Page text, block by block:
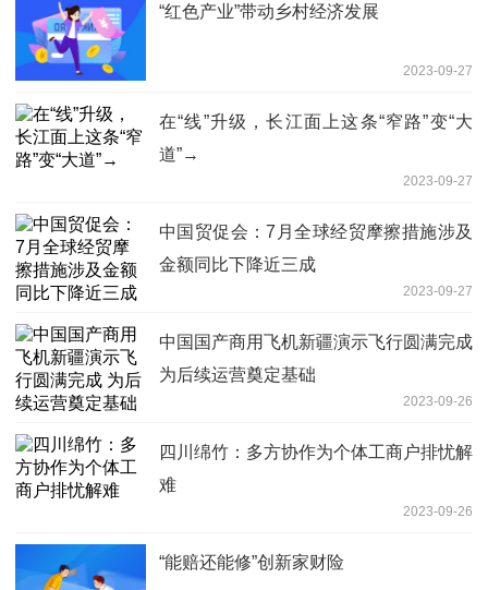
“红色产业”带动乡村经济发展
2023-09-27
在“线”升级，长江面上这条“窄路”变“大
道”→
2023-09-27
中国贸促会：7月全球经贸摩擦措施涉及
金额同比下降近三成
2023-09-27
中国国产商用飞机新疆演示飞行圆满完成
为后续运营奠定基础
2023-09-26
四川绵竹：多方协作为个体工商户排忧解
难
2023-09-26
“能赔还能修”创新家财险